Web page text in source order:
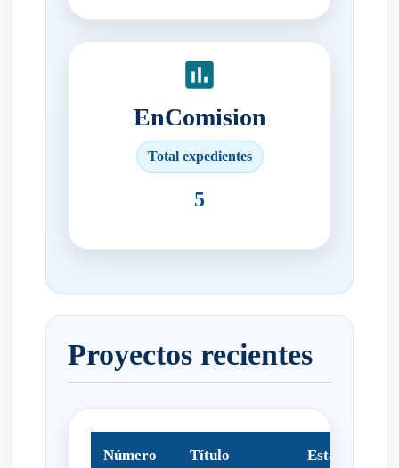
EnComision
Total expedientes
5
Proyectos recientes
Número Título Estado